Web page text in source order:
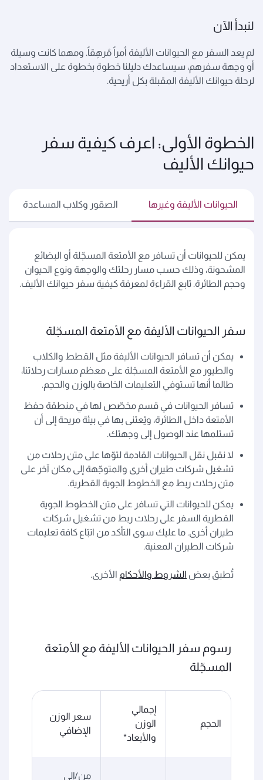
لنبدأ الآن
لم يعد السفر مع الحيوانات الأليفة أمراً مُرهِقاً. ومهما كانت وسيلة
أو وجهة سفرهم، سيساعدك دليلنا خطوة بخطوة على الاستعداد
لرحلة حيوانك الأليفة المقبلة بكل أريحية.
الخطوة الأولى: اعرف كيفية سفر
حيوانك الأليف
الحيوانات الأليفة وغيرها الصقور وكلاب المساعدة
يمكن للحيوانات أن تسافر مع الأمتعة المسجّلة أو البضائع
المشحونة، وذلك حسب مسار رحلتك والوجهة ونوع الحيوان
وحجم الطائرة. تابع القراءة لمعرفة كيفية سفر حيوانك الأليف.
سفر الحيوانات الأليفة مع الأمتعة المسجّلة
يمكن أن تسافر الحيوانات الأليفة مثل القطط والكلاب
والطيور مع الأمتعة المسجّلة على معظم مسارات رحلاتنا،
طالما أنها تستوفي التعليمات الخاصة بالوزن والحجم.
تسافر الحيوانات في قسم مخصّص لها في منطقة حفظ
الأمتعة داخل الطائرة، ويُعتنى بها في بيئة مريحة إلى أن
تستلمها عند الوصول إلى وجهتك.
لا نقبل نقل الحيوانات القادمة لتوّها على متن رحلات من
تشغيل شركات طيران أخرى والمتوجّهة إلى مكان آخر على
متن رحلات ربط مع الخطوط الجوية القطرية.
يمكن للحيوانات التي تسافر على متن الخطوط الجوية
القطرية السفر على رحلات ربط من تشغيل شركات
طيران أخرى. ما عليك سوى التأكد من اتبّاع كافة تعليمات
شركات الطيران المعنية.
تُطبق بعض الشروط والأحكام الأخرى.
رسوم سفر الحيوانات الأليفة مع الأمتعة
المسجّلة
الحجم
إجمالي
الوزن
والأبعاد*
سعر الوزن
الإضافي
من/إلى